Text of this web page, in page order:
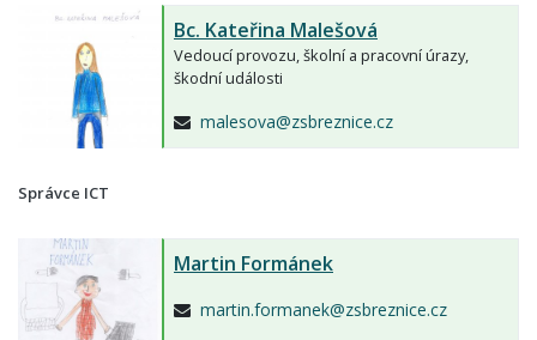
Bc. Kateřina Malešová
Vedoucí provozu, školní a pracovní úrazy,
škodní události
malesova@zsbreznice.cz
Správce ICT
Martin Formánek
martin.formanek@zsbreznice.cz